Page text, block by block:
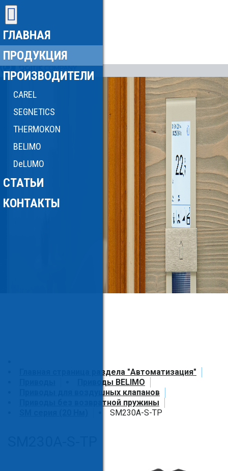
ГЛАВНАЯ
ПРОДУКЦИЯ
ПРОИЗВОДИТЕЛИ
CAREL
SEGNETICS
THERMOKON
BELIMO
DeLUMO
СТАТЬИ
КОНТАКТЫ
Главная страница раздела "Автоматизация"
Приводы BELIMO
Приводы для воздушных клапанов
Приводы без возвратной пружины
SM230A-S-TP